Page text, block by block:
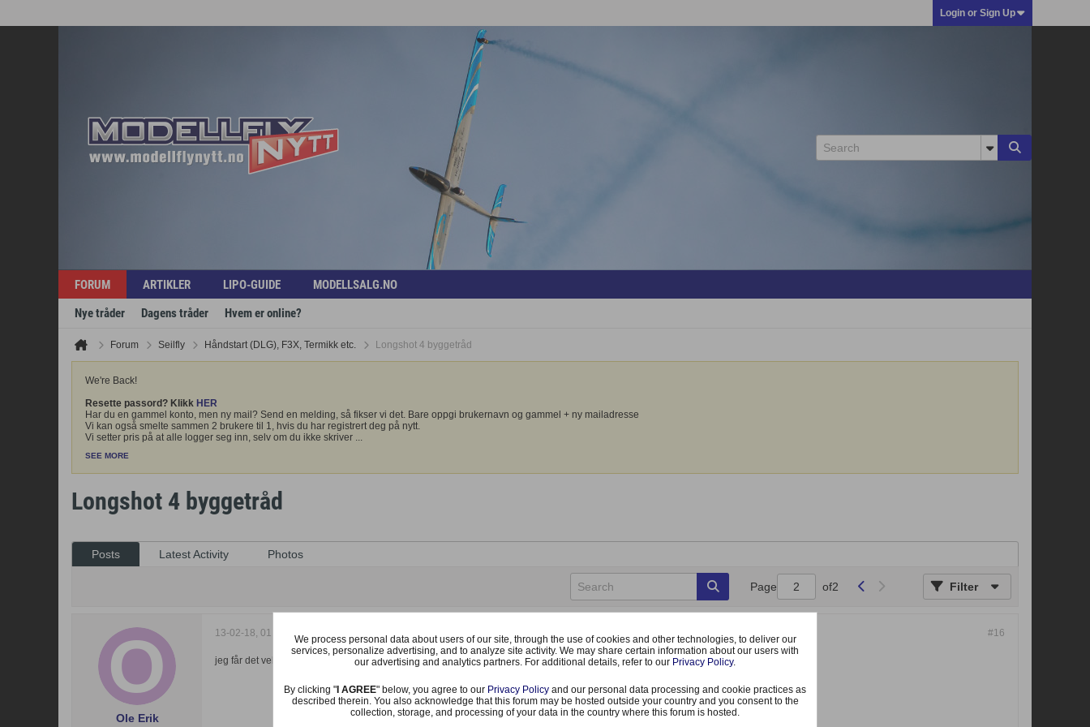
Login or Sign Up
FORUM ARTIKLER LIPO-GUIDE
MODELLSALG.NO
Nye tråder
Dagens tråder Hvem er online?
Forum Seilfly Håndstart (DLG), F3X, Termikk etc. Longshot 4 byggetråd
We're Back!
Resette passord? Klikk HER
Har du en gammel konto, men ny mail? Send en melding, så fikser vi det. Bare oppgi brukernavn og gammel + ny mailadresse
Vi kan også smelte sammen 2 brukere til 1, hvis du har registrert deg på nytt.
Vi setter pris på at alle logger seg inn, selv om du ikke skriver ...
SEE MORE
Longshot 4 byggetråd
Posts Latest Activity Photos
Page of2 Filter
Ole Erik
#16
13-02-18, 01:48
jeg får det vel til på et vis
We process personal data about users of our site, through the use of cookies and other technologies, to deliver our
services, personalize advertising, and to analyze site activity. We may share certain information about our users with
our advertising and analytics partners. For additional details, refer to our Privacy Policy.
By clicking " I AGREE" below, you agree to our Privacy Policy and our personal data processing and cookie practices as
described therein. You also acknowledge that this forum may be hosted outside your country and you consent to the
collection, storage, and processing of your data in the country where this forum is hosted.